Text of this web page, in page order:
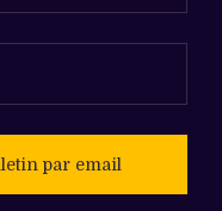
par email